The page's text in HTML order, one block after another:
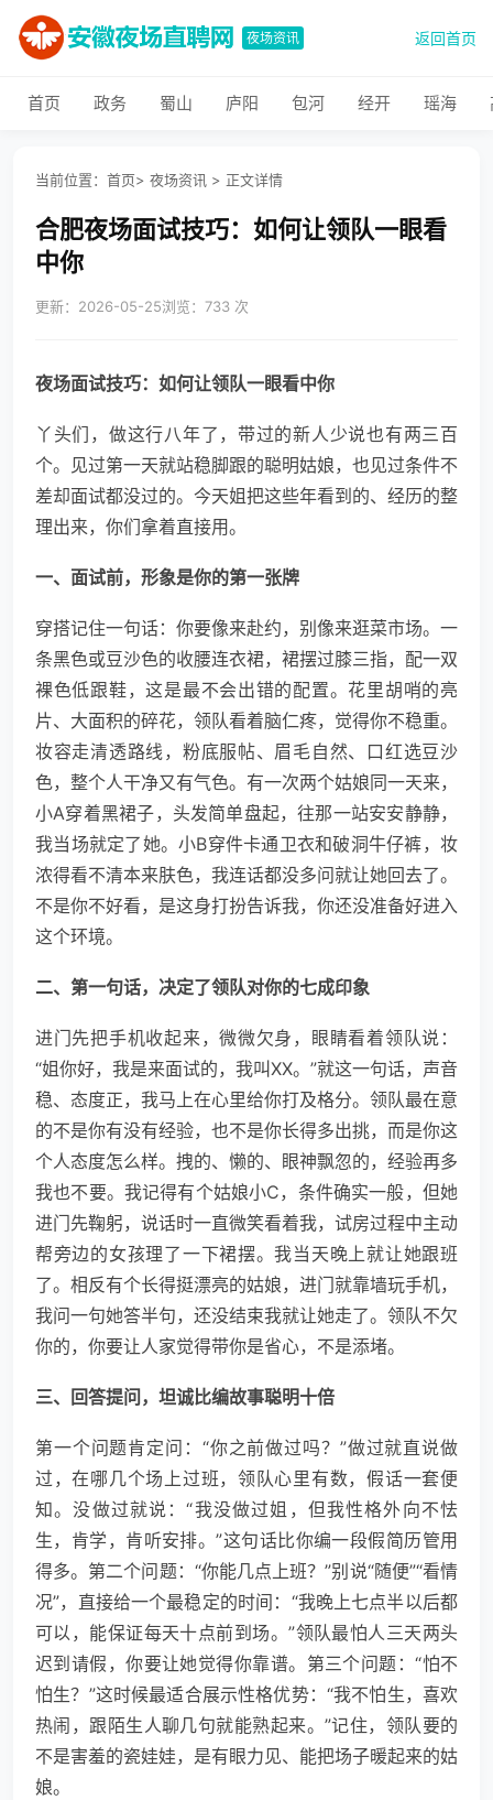
夜场资讯 返回首页
首页 政务 蜀山 庐阳 包河 经开 瑶海
当前位置： 首页> 夜场资讯 > 正文详情
合肥夜场面试技巧：如何让领队一眼看
中你
更新：2026-05-25浏览：733 次
夜场面试技巧：如何让领队一眼看中你
丫头们，做这行八年了，带过的新人少说也有两三百
个。见过第一天就站稳脚跟的聪明姑娘，也见过条件不
差却面试都没过的。今天姐把这些年看到的、经历的整
理出来，你们拿着直接用。
一、面试前，形象是你的第一张牌
穿搭记住一句话：你要像来赴约，别像来逛菜市场。一
条黑色或豆沙色的收腰连衣裙，裙摆过膝三指，配一双
裸色低跟鞋，这是最不会出错的配置。花里胡哨的亮
片、大面积的碎花，领队看着脑仁疼，觉得你不稳重。
妆容走清透路线，粉底服帖、眉毛自然、口红选豆沙
色，整个人干净又有气色。有一次两个姑娘同一天来，
小A穿着黑裙子，头发简单盘起，往那一站安安静静，
我当场就定了她。小B穿件卡通卫衣和破洞牛仔裤，妆
浓得看不清本来肤色，我连话都没多问就让她回去了。
不是你不好看，是这身打扮告诉我，你还没准备好进入
这个环境。
二、第一句话，决定了领队对你的七成印象
进门先把手机收起来，微微欠身，眼睛看着领队说：
“姐你好，我是来面试的，我叫XX。”就这一句话，声音
稳、态度正，我马上在心里给你打及格分。领队最在意
的不是你有没有经验，也不是你长得多出挑，而是你这
个人态度怎么样。拽的、懒的、眼神飘忽的，经验再多
我也不要。我记得有个姑娘小C，条件确实一般，但她
进门先鞠躬，说话时一直微笑看着我，试房过程中主动
帮旁边的女孩理了一下裙摆。我当天晚上就让她跟班
了。相反有个长得挺漂亮的姑娘，进门就靠墙玩手机，
我问一句她答半句，还没结束我就让她走了。领队不欠
你的，你要让人家觉得带你是省心，不是添堵。
三、回答提问，坦诚比编故事聪明十倍
第一个问题肯定问：“你之前做过吗？”做过就直说做
过，在哪几个场上过班，领队心里有数，假话一套便
知。没做过就说：“我没做过姐，但我性格外向不怯
生，肯学，肯听安排。”这句话比你编一段假简历管用
得多。第二个问题：“你能几点上班？”别说“随便”“看情
况”，直接给一个最稳定的时间：“我晚上七点半以后都
可以，能保证每天十点前到场。”领队最怕人三天两头
迟到请假，你要让她觉得你靠谱。第三个问题：“怕不
怕生？”这时候最适合展示性格优势：“我不怕生，喜欢
热闹，跟陌生人聊几句就能熟起来。”记住，领队要的
不是害羞的瓷娃娃，是有眼力见、能把场子暖起来的姑
娘。